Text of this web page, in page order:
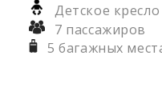
Детское
7 пассажиров
5 багажных